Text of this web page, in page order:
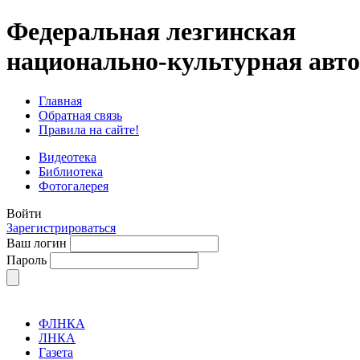
Федеральная лезгинская
национально-культурная
Главная
Обратная связь
Правила на сайте!
Видеотека
Библиотека
Фотогалерея
Войти
Зарегистрироваться
Ваш логин
Пароль
ФЛНКА
ЛНКА
Газета